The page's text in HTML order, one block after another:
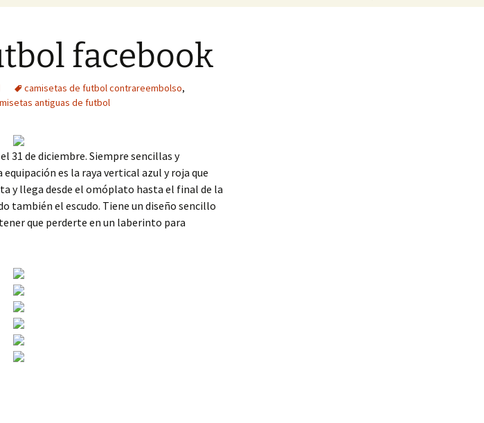
facebook
camisetas de futbol contrareembolso,
antiguas de futbol
31 de diciembre. Siempre sencillas y
es la raya vertical azul y roja que
y llega desde el omóplato hasta el final de la
también el escudo. Tiene un diseño sencillo
que perderte en un laberinto para